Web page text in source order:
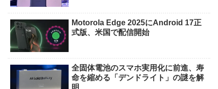
Motorola Edge 2025にAndroid 17正
式版、米国で配信開始
全固体電池のスマホ実用化に前進、寿
命を縮める「デンドライト」の謎を解
明